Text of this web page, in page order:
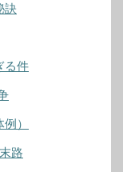
訣
る件
）
路